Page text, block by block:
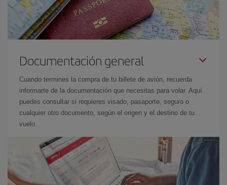
Documentación general
Cuando termines la compra de tu billete de avión, recuerda
informarte de la documentación que necesitas para volar. Aquí
puedes consultar si requieres visado, pasaporte, seguro o
cualquier otro documento, según el origen y el destino de tu
vuelo.